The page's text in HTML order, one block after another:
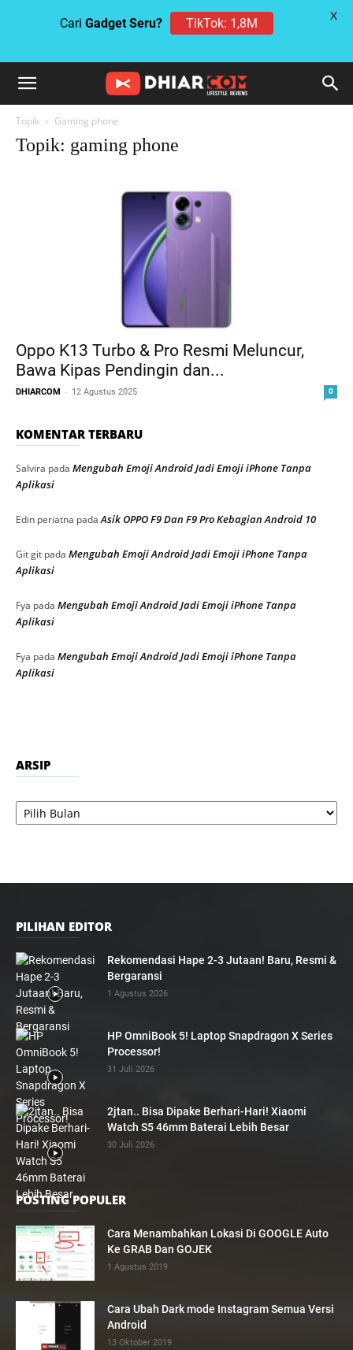
Topik Gaming phone
Topik: gaming phone
Oppo K13 Turbo & Pro Resmi Meluncur,
Bawa Kipas Pendingin dan...
DHIARCOM - 12 Agustus 2025 0
KOMENTAR TERBARU
Salvira pada Mengubah Emoji Android Jadi Emoji iPhone Tanpa
Aplikasi
Edin periatna padaAsik OPPO F9 Dan F9 Pro Kebagian Android 10
Git git pada Mengubah Emoji Android Jadi Emoji iPhone Tanpa
Aplikasi
Fya pada Mengubah Emoji Android Jadi Emoji iPhone Tanpa
Aplikasi
Fya pada Mengubah Emoji Android Jadi Emoji iPhone Tanpa
Aplikasi
ARSIP
Arsip
PILIHAN EDITOR
Rekomendasi Hape 2-3 Jutaan! Baru, Resmi &
Bergaransi
1 Agustus 2026
HP OmniBook 5! Laptop Snapdragon X Series
Processor!
31 Juli 2026
2jtan.. Bisa Dipake Berhari-Hari! Xiaomi
Watch S5 46mm Baterai Lebih Besar
30 Juli 2026
POSTING POPULER
Cara Menambahkan Lokasi Di GOOGLE Auto
Ke GRAB Dan GOJEK
1 Agustus 2019
Cara Ubah Dark mode Instagram Semua Versi
Android
13 Oktober 2019
Cari Gadget Seru? TikTok: 1,8M
X